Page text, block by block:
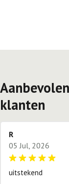
klanten
R
05 Jul, 2026
uitstekend